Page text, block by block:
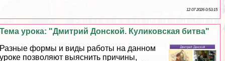
12 07 2026 0:53:15
Тема урока: "Дмитрий Донской. Куликовская битва"
Разные формы и виды работы на данном
уроке позволяют выяснить причины,